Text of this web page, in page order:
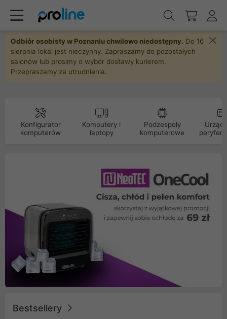
Odbiór osobisty w Poznaniu chwilowo niedostępny. Do 16
sierpnia lokal jest nieczynny. Zapraszamy do pozostałych
salonów lub prosimy o wybór dostawy kurierem.
Przepraszamy za utrudnienia.
Konfigurator
komputerów
Komputery i
laptopy
Podzespoły
komputerowe
Bestsellery